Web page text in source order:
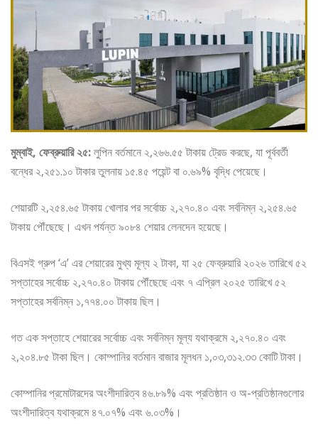
মুম্বাই, ফেব্রুয়ারি ২৫:লুপিন বর্তমানে ২,২৬৬.৫৫ টাকায় ট্রেড করছে, যা পূর্ববর্তী
বন্ধের ২,২৫১.১০ টাকার তুলনায় ১৫.৪৫ পয়েন্ট বা ০.৬৯% বৃদ্ধি পেয়েছে।
শেয়ারটি ২,২৫৪.৬৫ টাকায় খোলার পর সর্বোচ্চ ২,২৭০.৪০ এবং সর্বনিম্ন ২,২৫৪.৬৫
টাকায় পৌঁছেছে। এখন পর্যন্ত ৯০৮৪ শেয়ার লেনদেন হয়েছে।
বিএসই গ্রুপ ‘এ’ এর শেয়ারের মুখ্য মূল্য ২ টাকা, যা ২৫ ফেব্রুয়ারি ২০২৬ তারিখে ৫২
সপ্তাহের সর্বোচ্চ ২,২৭০.৪০ টাকায় পৌঁছেছে এবং ৭ এপ্রিল ২০২৫ তারিখে ৫২
সপ্তাহের সর্বনিম্ন ১,৭৭৪.০০ টাকায় ছিল।
গত এক সপ্তাহে শেয়ারের সর্বোচ্চ এবং সর্বনিম্ন মূল্য যথাক্রমে ২,২৭০.৪০ এবং
২,২০৪.৮৫ টাকা ছিল। কোম্পানির বর্তমান বাজার মূলধন ১,০৩,৩১২.৩৩ কোটি টাকা।
কোম্পানির প্রমোটারদের অংশীদারিত্ব ৪৬.৮৯% এবং প্রতিষ্ঠান ও অ-প্রতিষ্ঠানগুলোর
অংশীদারিত্ব যথাক্রমে ৪৭.০৭% এবং ৬.০৩%।